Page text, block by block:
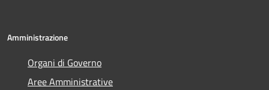
Amministrazione
Organi di Governo
Aree Amministrative